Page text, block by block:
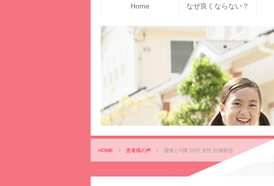
Home なぜ良くならない？
HOME > 患者様の声 > 腰痛とO脚 20代 女性 症例報告